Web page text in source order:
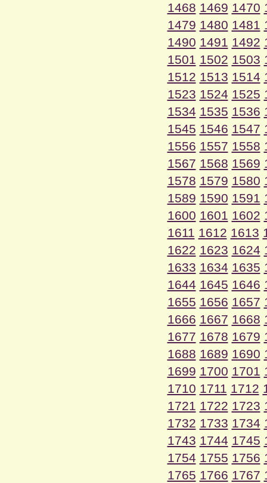
1468 1469 1470
1479 1480 1481
1490 1491 1492
1501 1502 1503
1512 1513 1514
1523 1524 1525
1534 1535 1536
1545 1546 1547
1556 1557 1558
1567 1568 1569
1578 1579 1580
1589 1590 1591
1600 1601 1602
1611 1612 1613
1622 1623 1624
1633 1634 1635
1644 1645 1646
1655 1656 1657
1666 1667 1668
1677 1678 1679
1688 1689 1690
1699 1700 1701
1710 1711 1712
1721 1722 1723
1732 1733 1734
1743 1744 1745
1754 1755 1756
1765 1766 1767